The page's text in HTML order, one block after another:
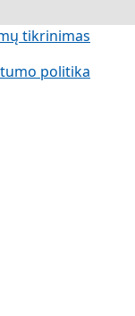
tikrinimas
politika